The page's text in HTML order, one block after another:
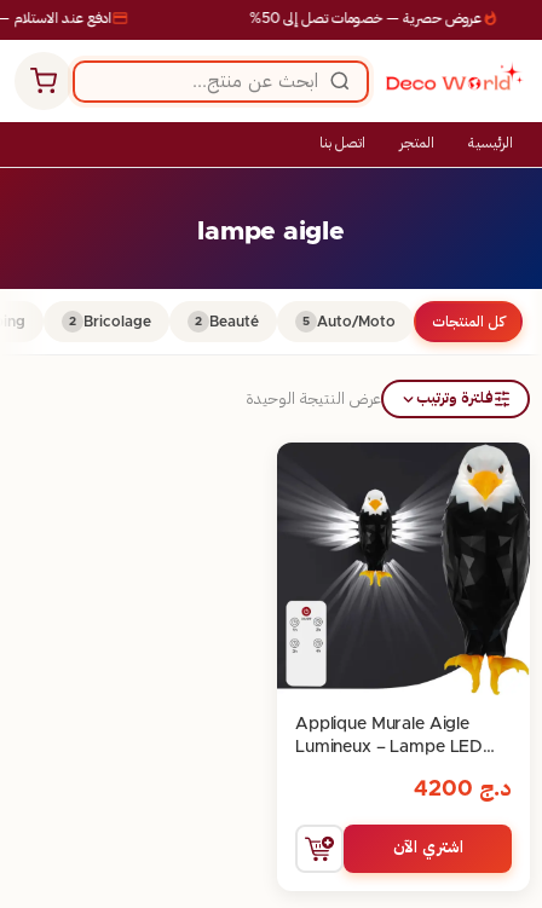
ادفع عند الاستلام عروض حصرية — خصومات تصل إلى 50%
الرئيسية المتجر اتصل بنا
lampe aigle
كل المنتجات Auto/Moto
5
Beauté
2
Bricolage
2
فلترة وترتيب عرض النتيجة الوحيدة
Applique Murale Aigle
Lumineux – Lampe LED
Télécommande & Effet د.ج
اشتري الآن